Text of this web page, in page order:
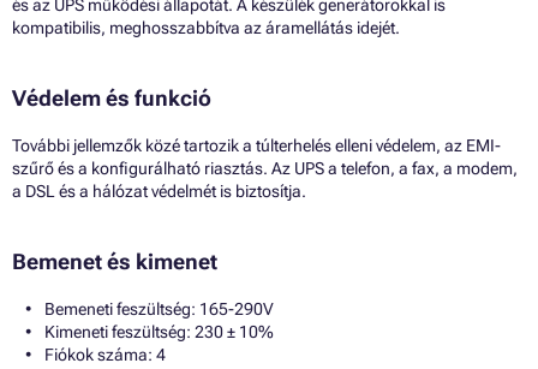
és az UPS működési állapotát. A készülék generátorokkal is
kompatibilis, meghosszabbítva az áramellátás idejét.
Védelem és funkció
További jellemzők közé tartozik a túlterhelés elleni védelem, az EMI-
szűrő és a konfigurálható riasztás. Az UPS a telefon, a fax, a modem,
a DSL és a hálózat védelmét is biztosítja.
Bemenet és kimenet
Bemeneti feszültség: 165-290V
Kimeneti feszültség: 230 ± 10%
Fiókok száma: 4